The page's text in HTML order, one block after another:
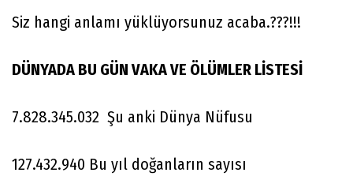
Siz hangi anlamı yüklüyorsunuz acaba.???!!!
DÜNYADA BU GÜN VAKA VE ÖLÜMLER LİSTESİ
7.828.345.032 Şu anki Dünya Nüfusu
127.432.940 Bu yıl doğanların sayısı